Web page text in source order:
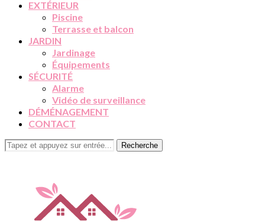
EXTÉRIEUR
Piscine
Terrasse et balcon
JARDIN
Jardinage
Équipements
SÉCURITÉ
Alarme
Vidéo de surveillance
DÉMÉNAGEMENT
CONTACT
Recherche